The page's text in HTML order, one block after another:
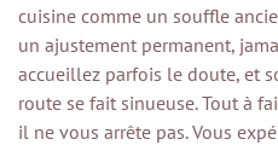
cuisine comme un souffle
un ajustement permanent,
accueillez parfois le doute, et
route se fait sinueuse. Tout à
il ne vous arrête pas. Vous